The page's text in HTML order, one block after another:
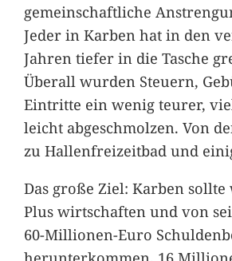
gemeinschaftliche
Jeder in Karben hat in den
Jahren tiefer in die Tasche
Überall wurden Steuern,
Eintritte ein wenig teurer,
leicht abgeschmolzen. Von
zu Hallenfreizeitbad und
Das große Ziel: Karben
Plus wirtschaften und von
60-Millionen-Euro